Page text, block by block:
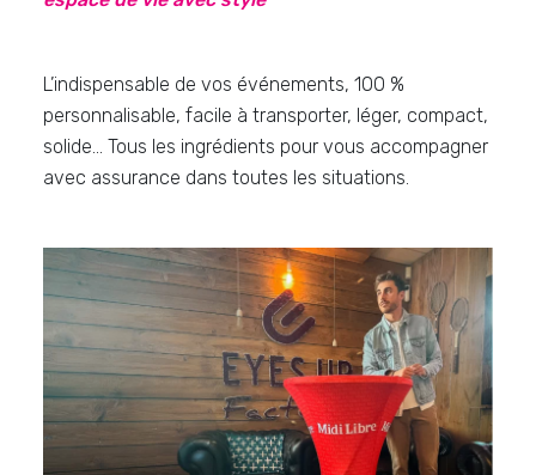
L’indispensable de vos événements, 100 %
personnalisable, facile à transporter, léger, compact,
solide… Tous les ingrédients pour vous accompagner
avec assurance dans toutes les situations.